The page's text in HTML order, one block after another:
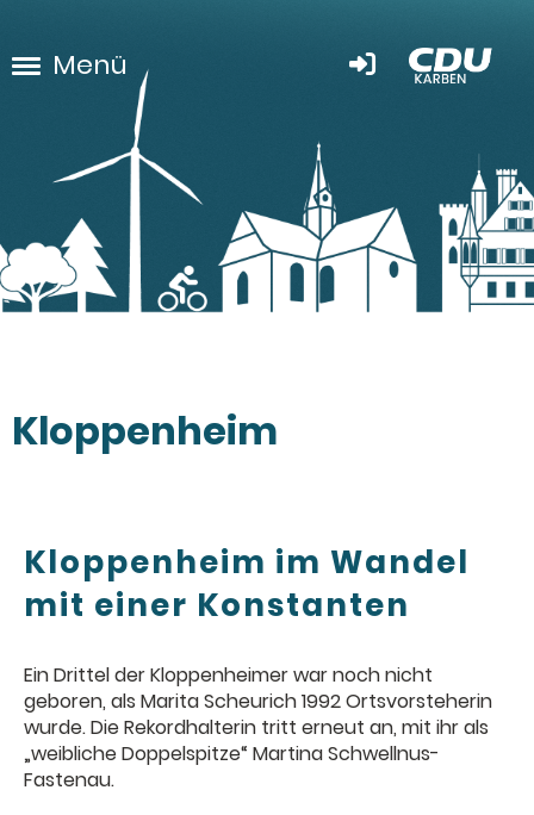
Menü
Kloppenheim
Kloppenheim im Wandel
mit einer Konstanten
Ein Drittel der Kloppenheimer war noch nicht
geboren, als Marita Scheurich 1992 Ortsvorsteherin
wurde. Die Rekordhalterin tritt erneut an, mit ihr als
„weibliche Doppelspitze“ Martina Schwellnus-
Fastenau.